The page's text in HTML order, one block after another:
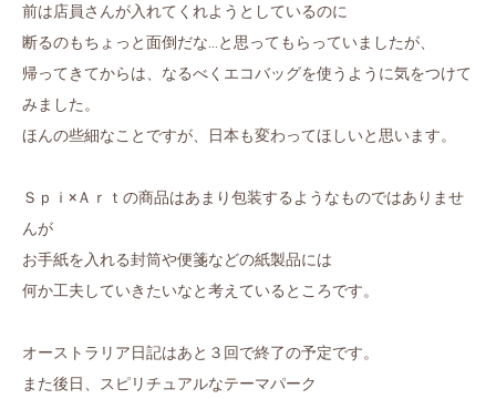
前は店員さんが入れてくれようとしているのに
断るのもちょっと面倒だな…と思ってもらっていましたが、
帰ってきてからは、なるべくエコバッグを使うように気をつけて
みました。
ほんの些細なことですが、日本も変わってほしいと思います。
Ｓｐｉ×Ａｒｔの商品はあまり包装するようなものではありませ
んが
お手紙を入れる封筒や便箋などの紙製品には
何か工夫していきたいなと考えているところです。
オーストラリア日記はあと３回で終了の予定です。
また後日、スピリチュアルなテーマパーク